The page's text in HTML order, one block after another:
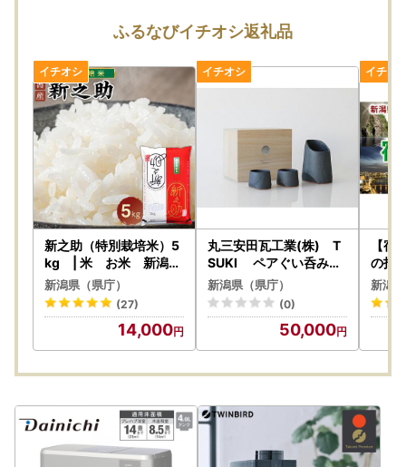
ふるなびイチオシ返礼品
新之助（特別栽培米）5
kg | 米 お米 新潟
新潟県
新潟県（県庁）
(27)
14,000
丸三安田瓦工業(株) T
SUKI ペアぐい呑み＆
片口
新潟県（県庁）
(0)
50,000
【宿
の指
！（
新潟